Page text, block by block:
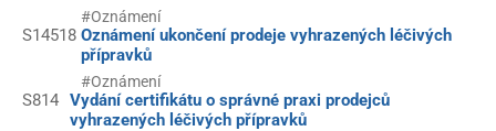
#Oznámení
S14518 Oznámení ukončení prodeje vyhrazených léčivých
přípravků
#Oznámení
S814 Vydání certifikátu o správné praxi prodejců
vyhrazených léčivých přípravků